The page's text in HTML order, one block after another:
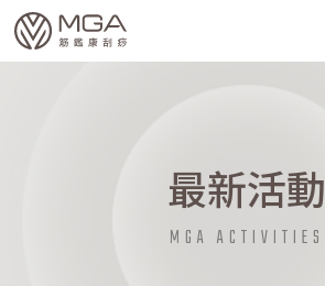
最新活動
MGA ACTIVITIES